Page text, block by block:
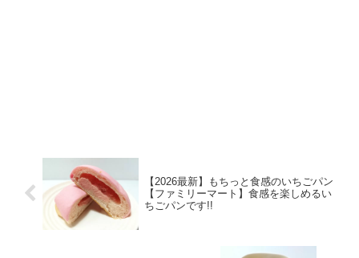
【2026最新】もちっと食感のいちごパン
【ファミリーマート】食感を楽しめるい
ちごパンです!!